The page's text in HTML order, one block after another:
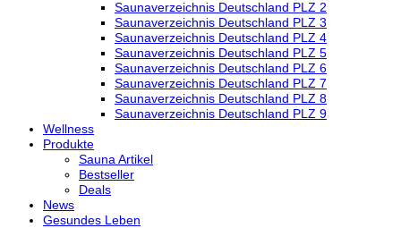
Saunaverzeichnis Deutschland PLZ 2
Saunaverzeichnis Deutschland PLZ 3
Saunaverzeichnis Deutschland PLZ 4
Saunaverzeichnis Deutschland PLZ 5
Saunaverzeichnis Deutschland PLZ 6
Saunaverzeichnis Deutschland PLZ 7
Saunaverzeichnis Deutschland PLZ 8
Saunaverzeichnis Deutschland PLZ 9
Wellness
Produkte
Sauna Artikel
Bestseller
Deals
News
Gesundes Leben